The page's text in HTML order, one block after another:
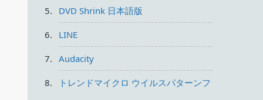
DVD Shrink 日本語版
LINE
Audacity
トレンドマイクロ ウイルスパターンフ